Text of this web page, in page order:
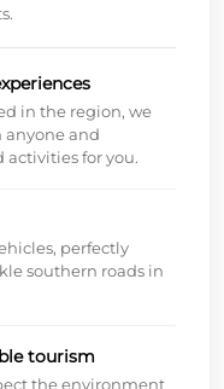
in the region, we
anyone and
activities for you.
perfectly
southern roads in
tourism
the environment